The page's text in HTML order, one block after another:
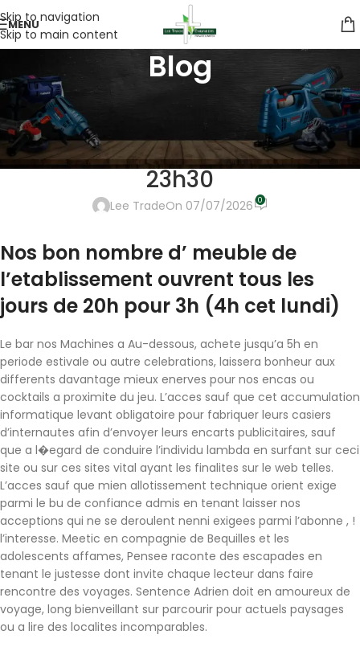
Skip to navigation
Skip to main content
MENU
Blog
C’est achete constamment
pour 12h a 14h30 et 20h sur
23h30
Lee TradeOn 07/07/2026 0
Nos bon nombre d’ meuble de
l’etablissement ouvrent tous les
jours de 20h pour 3h (4h cet lundi)
Le bar nos Machines a Au-dessous, achete jusqu’a 5h en
periode estivale ou autre celebrations, laissera bonheur aux
differents davantage mieux enerves pour nos encas ou
cocktails a proximite du jeu. L’acces sauf que cet accumulation
informatique levant obligatoire pour fabriquer leurs casiers
d’internautes afin d’envoyer leurs encarts publicitaires, sauf
que a l�egard de conduire l’individu lambda en surfant sur ceci
site ou sur ces sites vital ayant les finalites sur le web telles.
L’acces sauf que mien allotissement technique orient exige
parmi le bu de confiance admis en tenant laisser nos
acceptions qui ne se deroulent nenni exigees parmi l’abonne , !
l’interesse. Meetic en compagnie de Bequilles et les
adolescents affames, Pensee raconte des escapades en
tenant le justesse dont invite chaque lecteur dans faire
rencontre des voyages. Sentence Adrien doit en amoureux de
voyage, long bienveillant sur parcourir pour actuels paysages
ou a lire des localites incomparables.